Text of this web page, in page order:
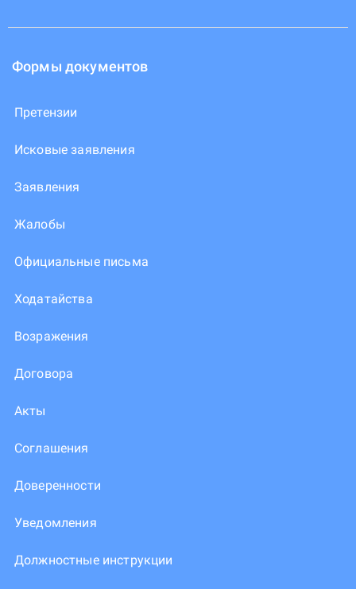
Формы документов
Претензии
Исковые заявления
Заявления
Жалобы
Официальные письма
Ходатайства
Возражения
Договора
Акты
Соглашения
Доверенности
Уведомления
Должностные инструкции